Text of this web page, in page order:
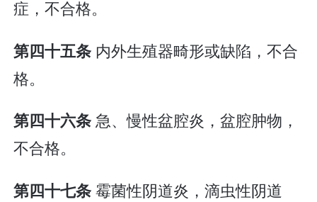
症，不合格。
第四十五条 内外生殖器畸形或缺陷，不合
格。
第四十六条急、慢性盆腔炎，盆腔肿物，
不合格。
第四十七条霉菌性阴道炎，滴虫性阴道